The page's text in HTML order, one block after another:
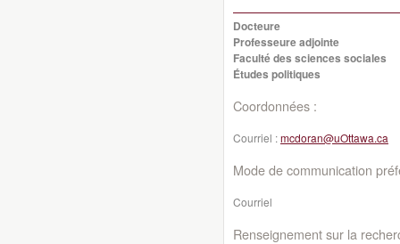
Docteure
Professeure adjointe
Faculté des sciences sociales
Études politiques
Coordonnées :
Courriel :mcdoran@uOttawa.ca
Mode de communication
Courriel
Renseignement sur la